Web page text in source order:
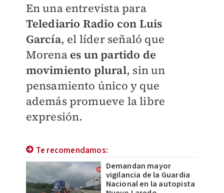
En una entrevista para
Telediario Radio con Luis
García, el líder señaló que
Morena es un partido de
movimiento plural, sin un
pensamiento único y que
además promueve la libre
expresión.
Te recomendamos:
Demandan mayor
vigilancia de la Guardia
Nacional en la autopista